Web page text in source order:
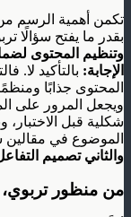
تكمن أهمية الرسم
بقدر ما يفتح سؤالًا
وتنظيم المحتوى
الإجابة: بالتأكيد لا.
المحتوى جذابًا
ويجعل المرور على
شكلية قبل الاختبار،
الموضوع في مقالين
والثاني تصميم
من منظور